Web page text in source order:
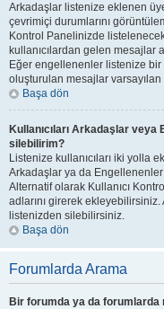
Arkadaşlar listenize eklenen
çevrimiçi durumlarını
Kontrol Panelinizde
kullanıcılardan gelen mesajlar
Eğer engellenenler listenize bir
oluşturulan mesajlar
Başa dön
Kullanıcıları Arkadaşlar
silebilirim?
Listenize kullanıcıları iki yolla
Arkadaşlar ya da
Alternatif olarak Kullanıcı
adlarını girerek ekleyebilirsiniz.
listenizden silebilirsiniz.
Başa dön
Forumlarda Arama
Bir forumda ya da forumlarda